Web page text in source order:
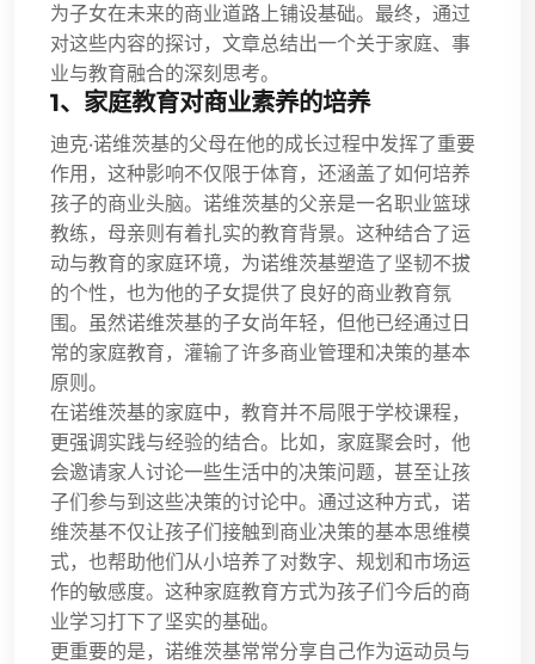
为子女在未来的商业道路上铺设基础。最终，通过
对这些内容的探讨，文章总结出一个关于家庭、事
业与教育融合的深刻思考。
1、家庭教育对商业素养的培养
迪克·诺维茨基的父母在他的成长过程中发挥了重要
作用，这种影响不仅限于体育，还涵盖了如何培养
孩子的商业头脑。诺维茨基的父亲是一名职业篮球
教练，母亲则有着扎实的教育背景。这种结合了运
动与教育的家庭环境，为诺维茨基塑造了坚韧不拔
的个性，也为他的子女提供了良好的商业教育氛
围。虽然诺维茨基的子女尚年轻，但他已经通过日
常的家庭教育，灌输了许多商业管理和决策的基本
原则。
在诺维茨基的家庭中，教育并不局限于学校课程，
更强调实践与经验的结合。比如，家庭聚会时，他
会邀请家人讨论一些生活中的决策问题，甚至让孩
子们参与到这些决策的讨论中。通过这种方式，诺
维茨基不仅让孩子们接触到商业决策的基本思维模
式，也帮助他们从小培养了对数字、规划和市场运
作的敏感度。这种家庭教育方式为孩子们今后的商
业学习打下了坚实的基础。
更重要的是，诺维茨基常常分享自己作为运动员与